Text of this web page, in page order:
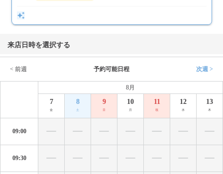
来店日時を選択する
< 前週 予約可能日程 次週 >
8月
7
金
8
土
9
日
10
月
11
祝
12
水
13
木
09:00
09:30